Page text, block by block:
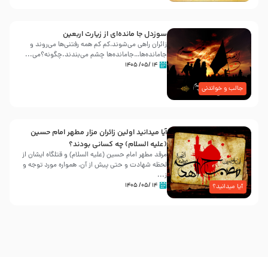
جالب و خواندنی
سوزدل جا مانده‌ای از زیارت اربعین
زائران راهی می‌شوند،کم‌ کم همه رفتنی‌ها می‌روند و
جامانده‌ها…جامانده‌ها چشم می‌بندند.چگونه؟می‌...
۱۴ /۰۵/ ۱۴۰۵
آیا میدانید؟
آیا میدانید اولین زائران مزار مطهر امام حسین
(علیه السلام) چه کسانی بودند؟
مرقد مطهر امام حسین (علیه السلام) و قتلگاه ایشان از
لحظه شهادت و حتی پیش از آن، همواره مورد توجه و
ز...
۱۴ /۰۵/ ۱۴۰۵